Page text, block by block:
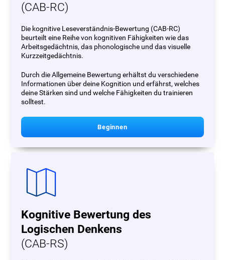
(CAB-RC)
Die kognitive Leseverständnis-Bewertung (CAB-RC)
beurteilt eine Reihe von kognitiven Fähigkeiten wie das
Arbeitsgedächtnis, das phonologische und das visuelle
Kurzzeitgedächtnis.
Durch die Allgemeine Bewertung erhältst du verschiedene
Informationen über deine Kognition und erfährst, welches
deine Stärken sind und welche Fähigkeiten du trainieren
solltest.
Beginnen
Kognitive Bewertung des
Logischen Denkens
(CAB-RS)